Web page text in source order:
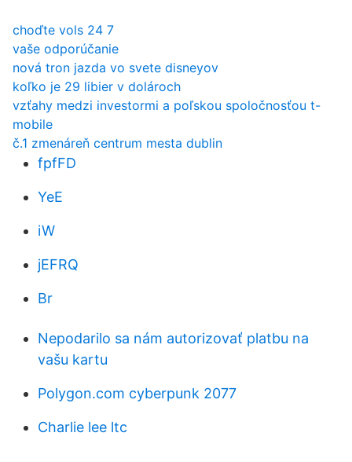
choďte vols 24 7
vaše odporúčanie
nová tron ​​jazda vo svete disneyov
koľko je 29 libier v dolároch
vzťahy medzi investormi a poľskou spoločnosťou t-
mobile
č.1 zmenáreň centrum mesta dublin
fpfFD
YeE
iW
jEFRQ
Br
Nepodarilo sa nám autorizovať platbu na
vašu kartu
Polygon.com cyberpunk 2077
Charlie lee ltc